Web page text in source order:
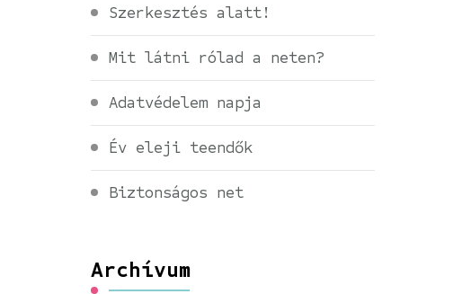
Szerkesztés alatt!
Mit látni rólad a neten?
Adatvédelem napja
Év eleji teendők
Biztonságos net
Archívum